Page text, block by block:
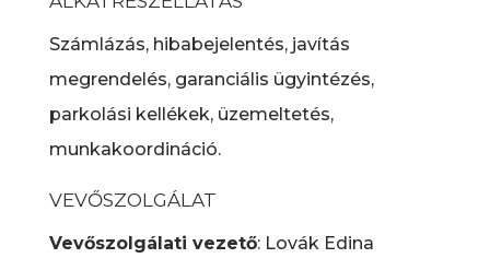
Számlázás, hibabejelentés, javítás
megrendelés, garanciális ügyintézés,
parkolási kellékek, üzemeltetés,
munkakoordináció.
VEVŐSZOLGÁLAT
Vevőszolgálati vezető: Lovák Edina